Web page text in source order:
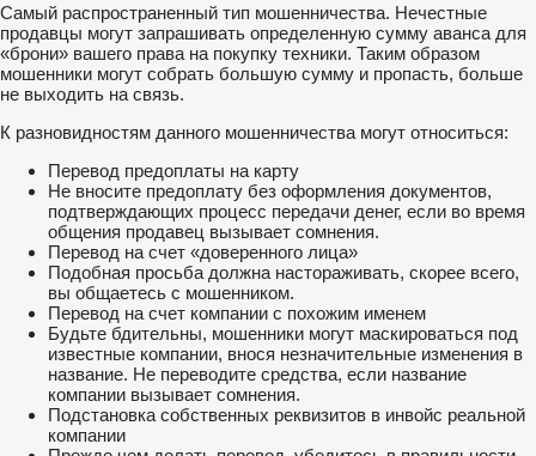
Самый распространенный тип мошенничества. Нечестные
продавцы могут запрашивать определенную сумму аванса для
«брони» вашего права на покупку техники. Таким образом
мошенники могут собрать большую сумму и пропасть, больше
не выходить на связь.
К разновидностям данного мошенничества могут относиться:
Перевод предоплаты на карту
Не вносите предоплату без оформления документов,
подтверждающих процесс передачи денег, если во время
общения продавец вызывает сомнения.
Перевод на счет «доверенного лица»
Подобная просьба должна настораживать, скорее всего,
вы общаетесь с мошенником.
Перевод на счет компании с похожим именем
Будьте бдительны, мошенники могут маскироваться под
известные компании, внося незначительные изменения в
название. Не переводите средства, если название
компании вызывает сомнения.
Подстановка собственных реквизитов в инвойс реальной
компании